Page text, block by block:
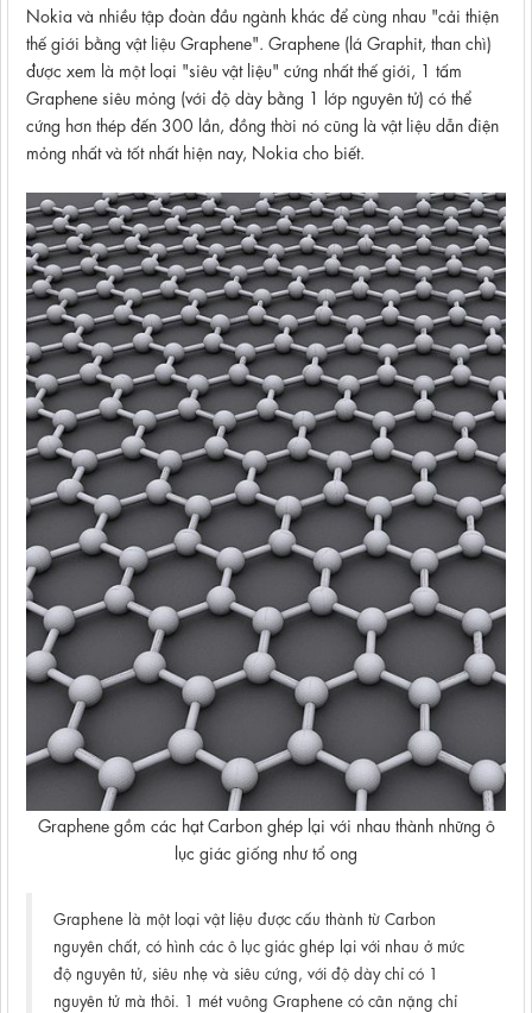
Nokia và nhiều tập đoàn đầu ngành khác để cùng nhau "cải thiện
thế giới bằng vật liệu Graphene". Graphene (lá Graphit, than chì)
được xem là một loại "siêu vật liệu" cứng nhất thế giới, 1 tấm
Graphene siêu mỏng (với độ dày bằng 1 lớp nguyên tử) có thể
cứng hơn thép đến 300 lần, đồng thời nó cũng là vật liệu dẫn điện
mỏng nhất và tốt nhất hiện nay, Nokia cho biết.
Graphene gồm các hạt Carbon ghép lại với nhau thành những ô
lục giác giống như tổ ong
Graphene là một loại vật liệu được cấu thành từ Carbon
nguyên chất, có hình các ô lục giác ghép lại với nhau ở mức
độ nguyên tử, siêu nhẹ và siêu cứng, với độ dày chỉ có 1
nguyên tử mà thôi. 1 mét vuông Graphene có cân nặng chỉ